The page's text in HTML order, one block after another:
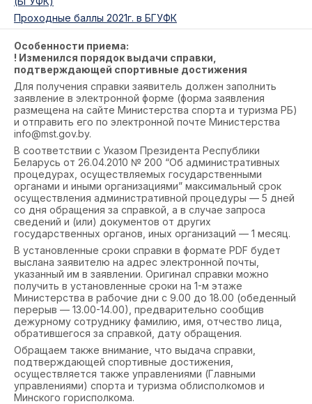
Проходные баллы 2021г. в БГУФК
Особенности приема:
! Изменился порядок выдачи справки,
подтверждающей спортивные достижения
Для получения справки заявитель должен заполнить
заявление в электронной форме (форма заявления
размещена на caйтe Министерства спорта и туризма РБ)
и отправить его по электронной почте Министерства
info@mst.gov.by.
В соответствии с Указом Президента Республики
Беларусь от 26.04.2010 № 200 “Об административных
процедурах, осуществляемых государственными
органами и иными организациями” максимальный срок
осуществления административной процедуры — 5 дней
со дня обращения за справкой, а в случае запроса
сведений и (или) документов от других
государственных органов, иных организаций — 1 месяц.
В установленные сроки справки в формате PDF будет
выслана заявителю на адрес электронной почты,
указанный им в заявлении. Оригинал справки можно
получить в установленные сроки на 1-м этаже
Министерства в рабочие дни с 9.00 до 18.00 (обеденный
перерыв — 13.00-14.00), предварительно сообщив
дежурному сотруднику фамилию, имя, отчество лица,
обратившегося за справкой, дату обращения.
Обращаем также внимание, что выдача справки,
подтверждающей спортивные достижения,
осуществляется также управлениями (Главными
управлениями) спорта и туризма облисполкомов и
Минского горисполкома.